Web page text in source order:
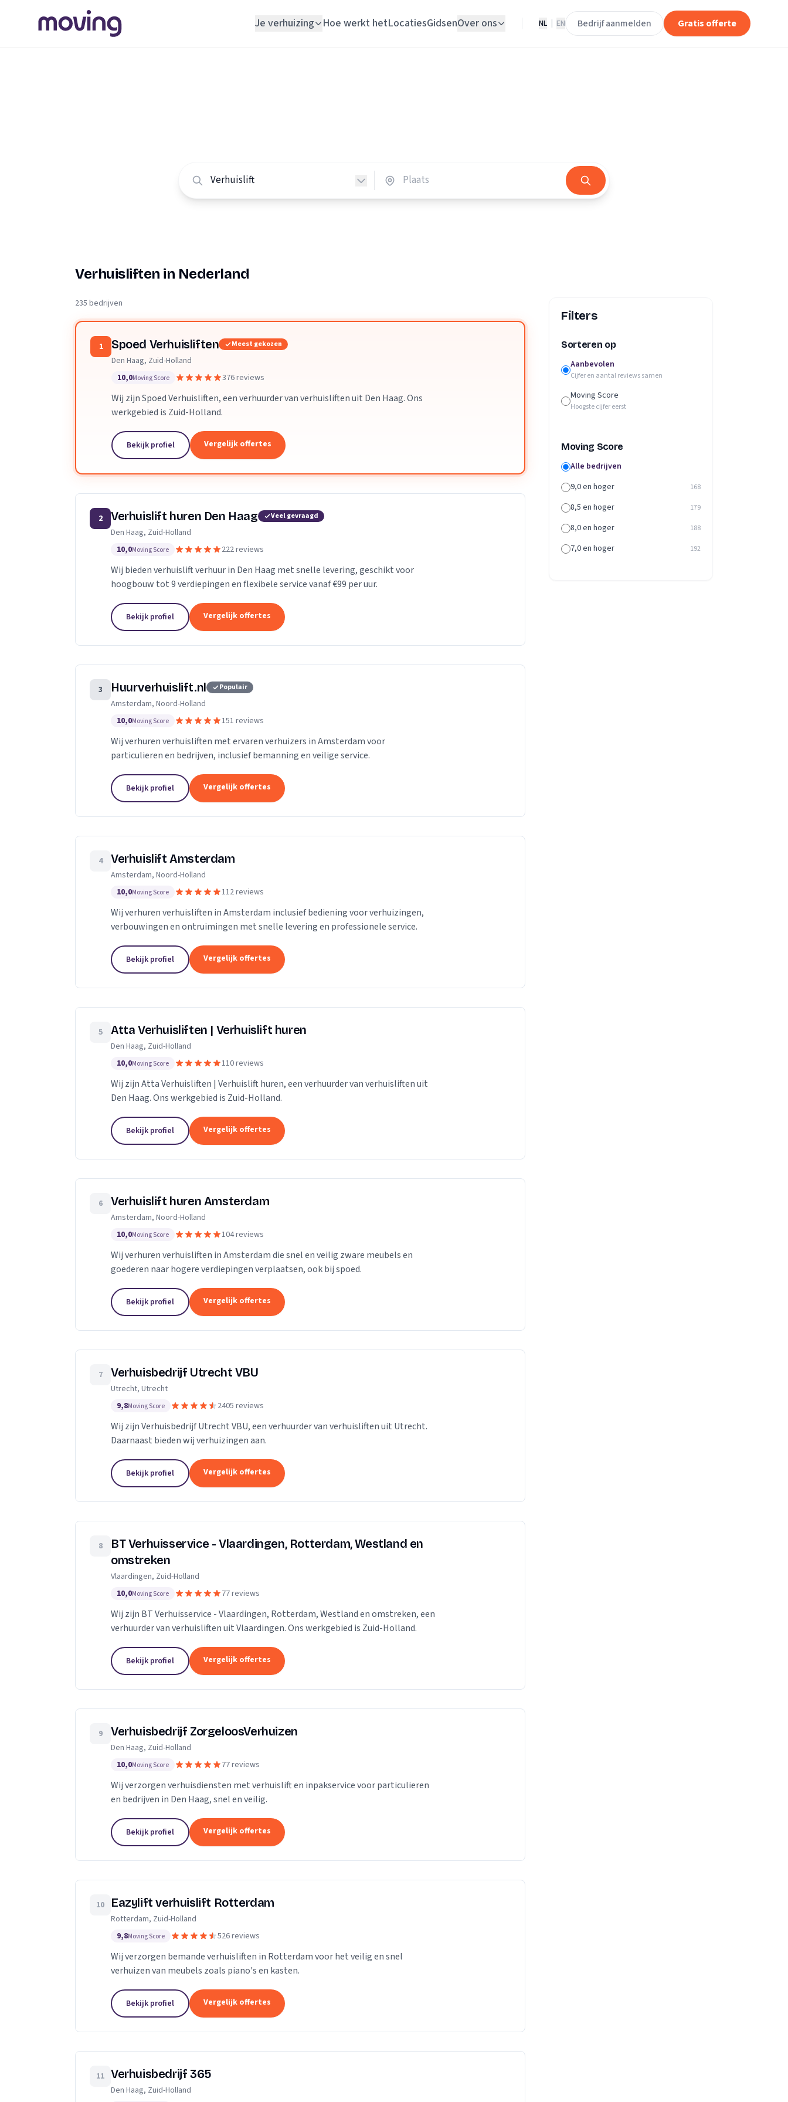
Je verhuizing
Loodgieter
Slotenmaker
Verhuisplanner
Hoe werkt hetLocatiesGidsenOver ons NL EN Bedrijf aanmelden Gratis offerte
Verhuisliften in Nederland
235 bedrijven
1 Spoed Verhuisliften Meest gekozen
Den Haag, Zuid-Holland
10,0Moving Score 376 reviews
Wij zijn Spoed Verhuisliften, een verhuurder van verhuisliften uit Den Haag. Ons
werkgebied is Zuid-Holland.
Bekijk profiel Vergelijk offertes
2 Verhuislift huren Den Haag Veel gevraagd
Den Haag, Zuid-Holland
10,0Moving Score 222 reviews
Wij bieden verhuislift verhuur in Den Haag met snelle levering, geschikt voor
hoogbouw tot 9 verdiepingen en flexibele service vanaf €99 per uur.
Bekijk profiel Vergelijk offertes
3 Huurverhuislift.nl Populair
Amsterdam, Noord-Holland
10,0Moving Score 151 reviews
Wij verhuren verhuisliften met ervaren verhuizers in Amsterdam voor
particulieren en bedrijven, inclusief bemanning en veilige service.
Bekijk profiel Vergelijk offertes
4 Verhuislift Amsterdam
Amsterdam, Noord-Holland
10,0Moving Score 112 reviews
Wij verhuren verhuisliften in Amsterdam inclusief bediening voor verhuizingen,
verbouwingen en ontruimingen met snelle levering en professionele service.
Bekijk profiel Vergelijk offertes
5 Atta Verhuisliften | Verhuislift huren
Den Haag, Zuid-Holland
10,0Moving Score 110 reviews
Wij zijn Atta Verhuisliften | Verhuislift huren, een verhuurder van verhuisliften uit
Den Haag. Ons werkgebied is Zuid-Holland.
Bekijk profiel Vergelijk offertes
6 Verhuislift huren Amsterdam
Amsterdam, Noord-Holland
10,0Moving Score 104 reviews
Wij verhuren verhuisliften in Amsterdam die snel en veilig zware meubels en
goederen naar hogere verdiepingen verplaatsen, ook bij spoed.
Bekijk profiel Vergelijk offertes
7 Verhuisbedrijf Utrecht VBU
Utrecht, Utrecht
9,8Moving Score 2405 reviews
Wij zijn Verhuisbedrijf Utrecht VBU, een verhuurder van verhuisliften uit Utrecht.
Daarnaast bieden wij verhuizingen aan.
Bekijk profiel Vergelijk offertes
8
BT Verhuisservice - Vlaardingen, Rotterdam, Westland en
omstreken
Vlaardingen, Zuid-Holland
10,0Moving Score 77 reviews
Wij zijn BT Verhuisservice - Vlaardingen, Rotterdam, Westland en omstreken, een
verhuurder van verhuisliften uit Vlaardingen. Ons werkgebied is Zuid-Holland.
Bekijk profiel Vergelijk offertes
9 Verhuisbedrijf ZorgeloosVerhuizen
Den Haag, Zuid-Holland
10,0Moving Score 77 reviews
Wij verzorgen verhuisdiensten met verhuislift en inpakservice voor particulieren
en bedrijven in Den Haag, snel en veilig.
Bekijk profiel Vergelijk offertes
10 Eazylift verhuislift Rotterdam
Rotterdam, Zuid-Holland
9,8Moving Score 526 reviews
Wij verzorgen bemande verhuisliften in Rotterdam voor het veilig en snel
verhuizen van meubels zoals piano's en kasten.
Bekijk profiel Vergelijk offertes
11 Verhuisbedrijf 365
Den Haag, Zuid-Holland
Filters
Sorteren op
Aanbevolen
Cijfer en aantal reviews samen
Moving Score
Hoogste cijfer eerst
Moving Score
Alle bedrijven
9,0 en hoger
168
8,5 en hoger 179
8,0 en hoger 188
7,0 en hoger 192